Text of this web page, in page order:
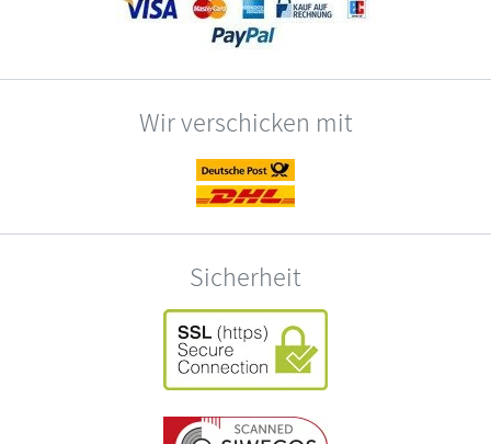
Wir verschicken mit
Sicherheit